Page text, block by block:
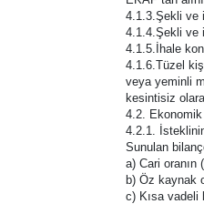
4.1.3.Şekli ve
4.1.4.Şekli ve
4.1.5.İhale
4.1.6.Tüzel
veya yeminli
kesintisiz
4.2.
4.2.1.
Sunulan
a) Cari oranın
b) Öz kaynak
c) Kısa vadeli